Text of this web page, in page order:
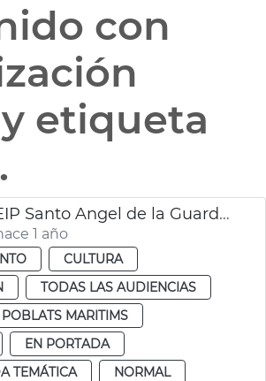
con
y etiqueta
.
València CEIP Santo Angel de la Guarda y CEIP San José de Calasanz
1 año
CULTURA
TODAS LAS AUDIENCIAS
POBLATS MARITIMS
EN PORTADA
TEMÁTICA
NORMAL